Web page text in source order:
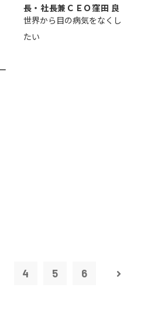
長・社長兼ＣＥＯ窪田 良
世界から目の病気をなくし
たい
4 5 6